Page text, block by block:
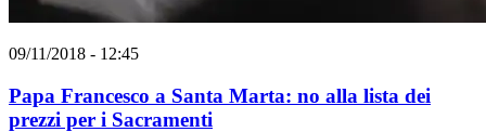
09/11/2018 - 12:45
Papa Francesco a Santa Marta: no alla lista dei
prezzi per i Sacramenti